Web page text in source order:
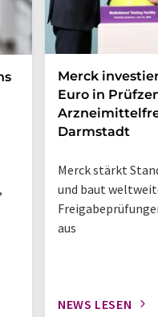
Merck
Euro in
Darmstadt
Merck stärkt
und baut
aus
NEWS LESEN